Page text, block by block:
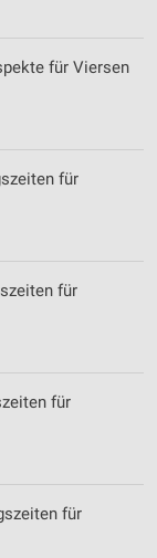
für Viersen
für
für
für
für